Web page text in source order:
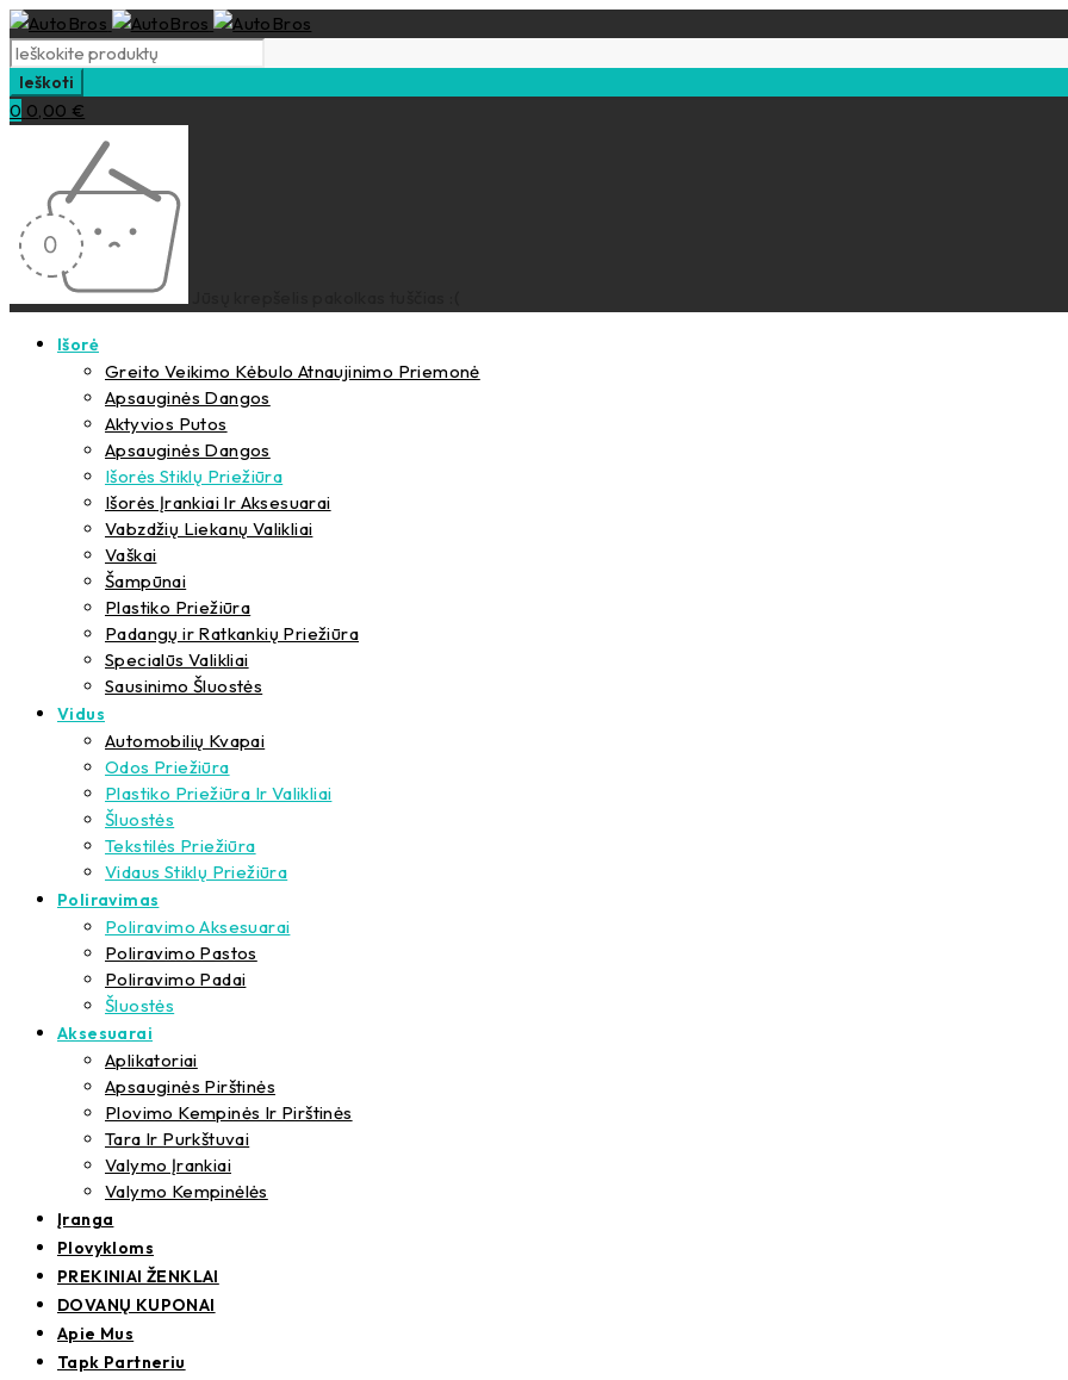
0 0,00 €
Išorė
Greito Veikimo Kėbulo Atnaujinimo Priemonė
Apsauginės Dangos
Aktyvios Putos
Apsauginės Dangos
Išorės Stiklų Priežiūra
Išorės Įrankiai Ir Aksesuarai
Vabzdžių Liekanų Valikliai
Vaškai
Šampūnai
Plastiko Priežiūra
Padangų ir Ratkankių Priežiūra
Specialūs Valikliai
Sausinimo Šluostės
Vidus
Automobilių Kvapai
Odos Priežiūra
Plastiko Priežiūra Ir Valikliai
Šluostės
Tekstilės Priežiūra
Vidaus Stiklų Priežiūra
Poliravimas
Poliravimo Aksesuarai
Poliravimo Pastos
Poliravimo Padai
Šluostės
Aksesuarai
Aplikatoriai
Apsauginės Pirštinės
Plovimo Kempinės Ir Pirštinės
Tara Ir Purkštuvai
Valymo Įrankiai
Valymo Kempinėlės
Įranga
Plovykloms
PREKINIAI ŽENKLAI
DOVANŲ KUPONAI
Apie Mus
Tapk Partneriu